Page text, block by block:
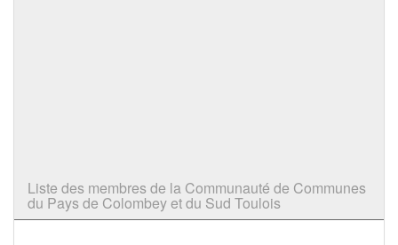
Liste des membres de la Communauté de Communes
du Pays de Colombey et du Sud Toulois